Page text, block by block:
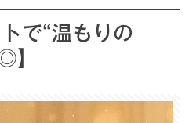
で“温もりの
】